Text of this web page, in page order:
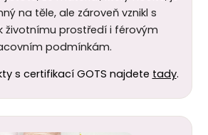
na těle, ale zároveň vznikl s
životnímu prostředí i férovým
podmínkám.
s certifikací GOTS najdete tady.